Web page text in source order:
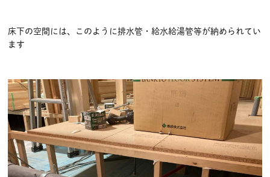
床下の空間には、このように排水管・給水給湯管等が納められてい
ます